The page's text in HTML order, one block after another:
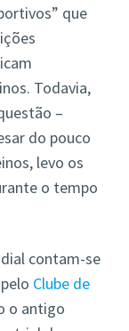
que
Todavia,
–
do pouco
levo os
o tempo
contam-se
Clube de
o antigo